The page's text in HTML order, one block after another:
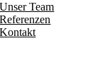
Unser Team
Referenzen
Kontakt